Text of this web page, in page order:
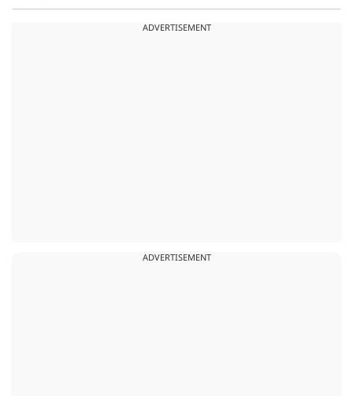
ADVERTISEMENT
ADVERTISEMENT